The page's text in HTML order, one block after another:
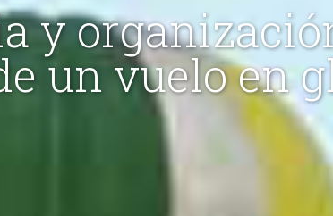
y
un vuelo en